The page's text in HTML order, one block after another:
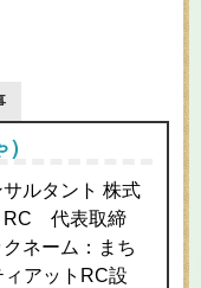
ルタント 株式
RC 代表取締
ネーム：まち
アットRC設